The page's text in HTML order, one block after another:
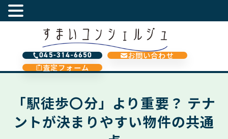
045-314-6650
お問い合わせ
査定フォーム
「駅徒歩〇分」より重要？ テナ
ントが決まりやすい物件の共通